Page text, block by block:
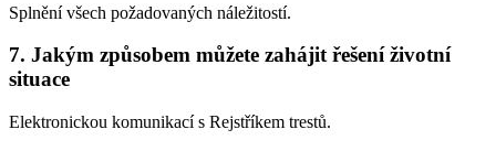
Splnění všech požadovaných náležitostí.
7. Jakým způsobem můžete zahájit řešení životní
situace
Elektronickou komunikací s Rejstříkem trestů.